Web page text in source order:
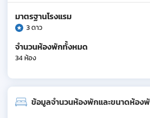
มาตรฐานโรงแรม
3 ดาว
จำนวนห้องพักทั้งหมด
34 ห้อง
ข้อมูลจำนวนห้องพักและขนาดห้องพั